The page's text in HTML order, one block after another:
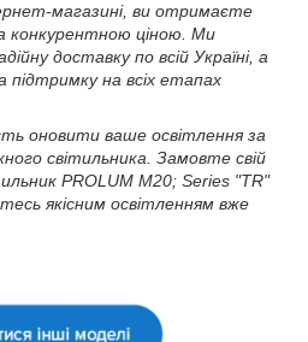
магазині, ви отримаєте
конкурентною ціною. Ми
доставку по всій Україні, а
підтримку на всіх етапах
оновити ваше освітлення за
світильника. Замовте свій
PROLUM M20; Series "TR"
якісним освітленням вже